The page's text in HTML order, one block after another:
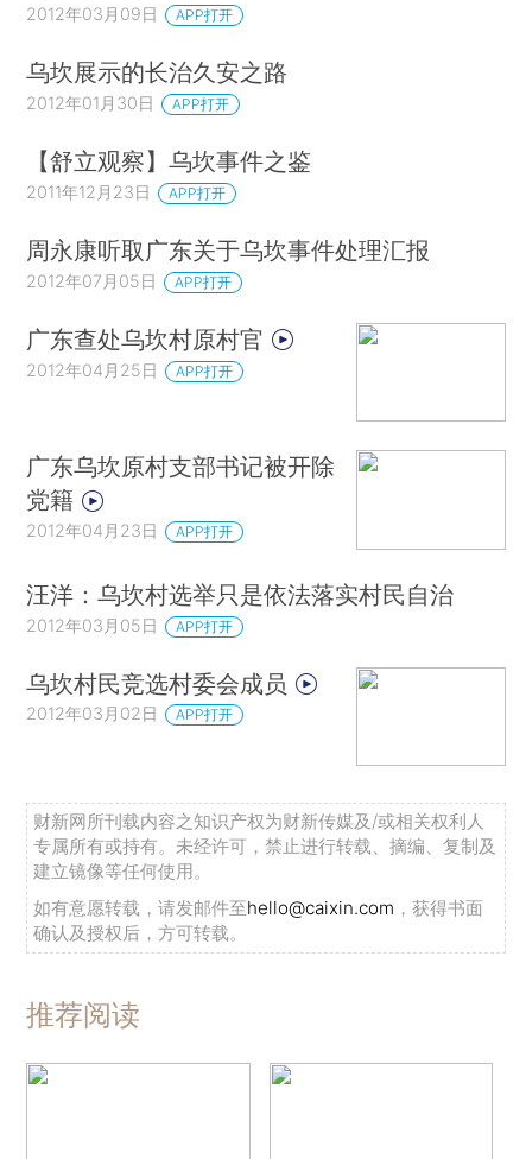
2012年03月09日 APP打开
乌坎展示的长治久安之路
2012年01月30日 APP打开
【舒立观察】乌坎事件之鉴
2011年12月23日 APP打开
周永康听取广东关于乌坎事件处理汇报
2012年07月05日 APP打开
广东查处乌坎村原村官
2012年04月25日 APP打开
广东乌坎原村支部书记被开除
党籍
2012年04月23日 APP打开
汪洋：乌坎村选举只是依法落实村民自治
2012年03月05日 APP打开
乌坎村民竞选村委会成员
2012年03月02日 APP打开
财新网所刊载内容之知识产权为财新传媒及/或相关权利人
专属所有或持有。未经许可，禁止进行转载、摘编、复制及
建立镜像等任何使用。
如有意愿转载，请发邮件至hello@caixin.com ，获得书面
确认及授权后，方可转载。
推荐阅读